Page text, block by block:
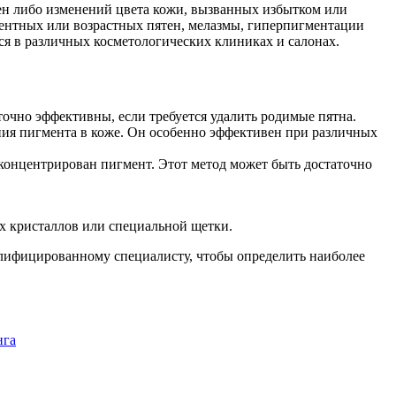
либо изменений цвета кожи, вызванных избытком или
или возрастных пятен, мелазмы, гиперпигментации
в различных косметологических клиниках и салонах.
эффективны, если требуется удалить родимые пятна.
пигмента в коже. Он особенно эффективен при различных
пигмент. Этот метод может быть достаточно
кристаллов или специальной щетки.
специалисту, чтобы определить наиболее